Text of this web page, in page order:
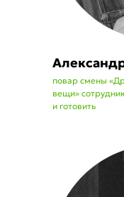
повар смены
вещи»
и готовить